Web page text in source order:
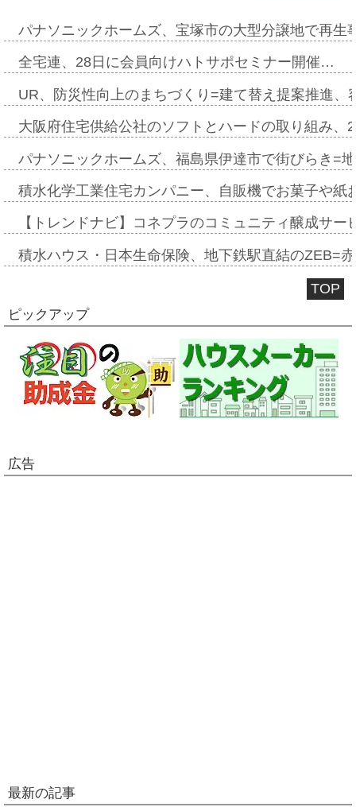
パナソニックホームズ、宝塚市の大型分譲地で再
全宅連、28日に会員向けハトサポセミナー開催…
UR、防災性向上のまちづくり=建て替え提案推進
大阪府住宅供給公社のソフトとハードの取り組み
パナソニックホームズ、福島県伊達市で街びらき=
積水化学工業住宅カンパニー、自販機でお菓子や
【トレンドナビ】コネプラのコミュニティ醸成サ
積水ハウス・日本生命保険、地下鉄駅直結のZEB=
TOP
ピックアップ
広告
最新の記事